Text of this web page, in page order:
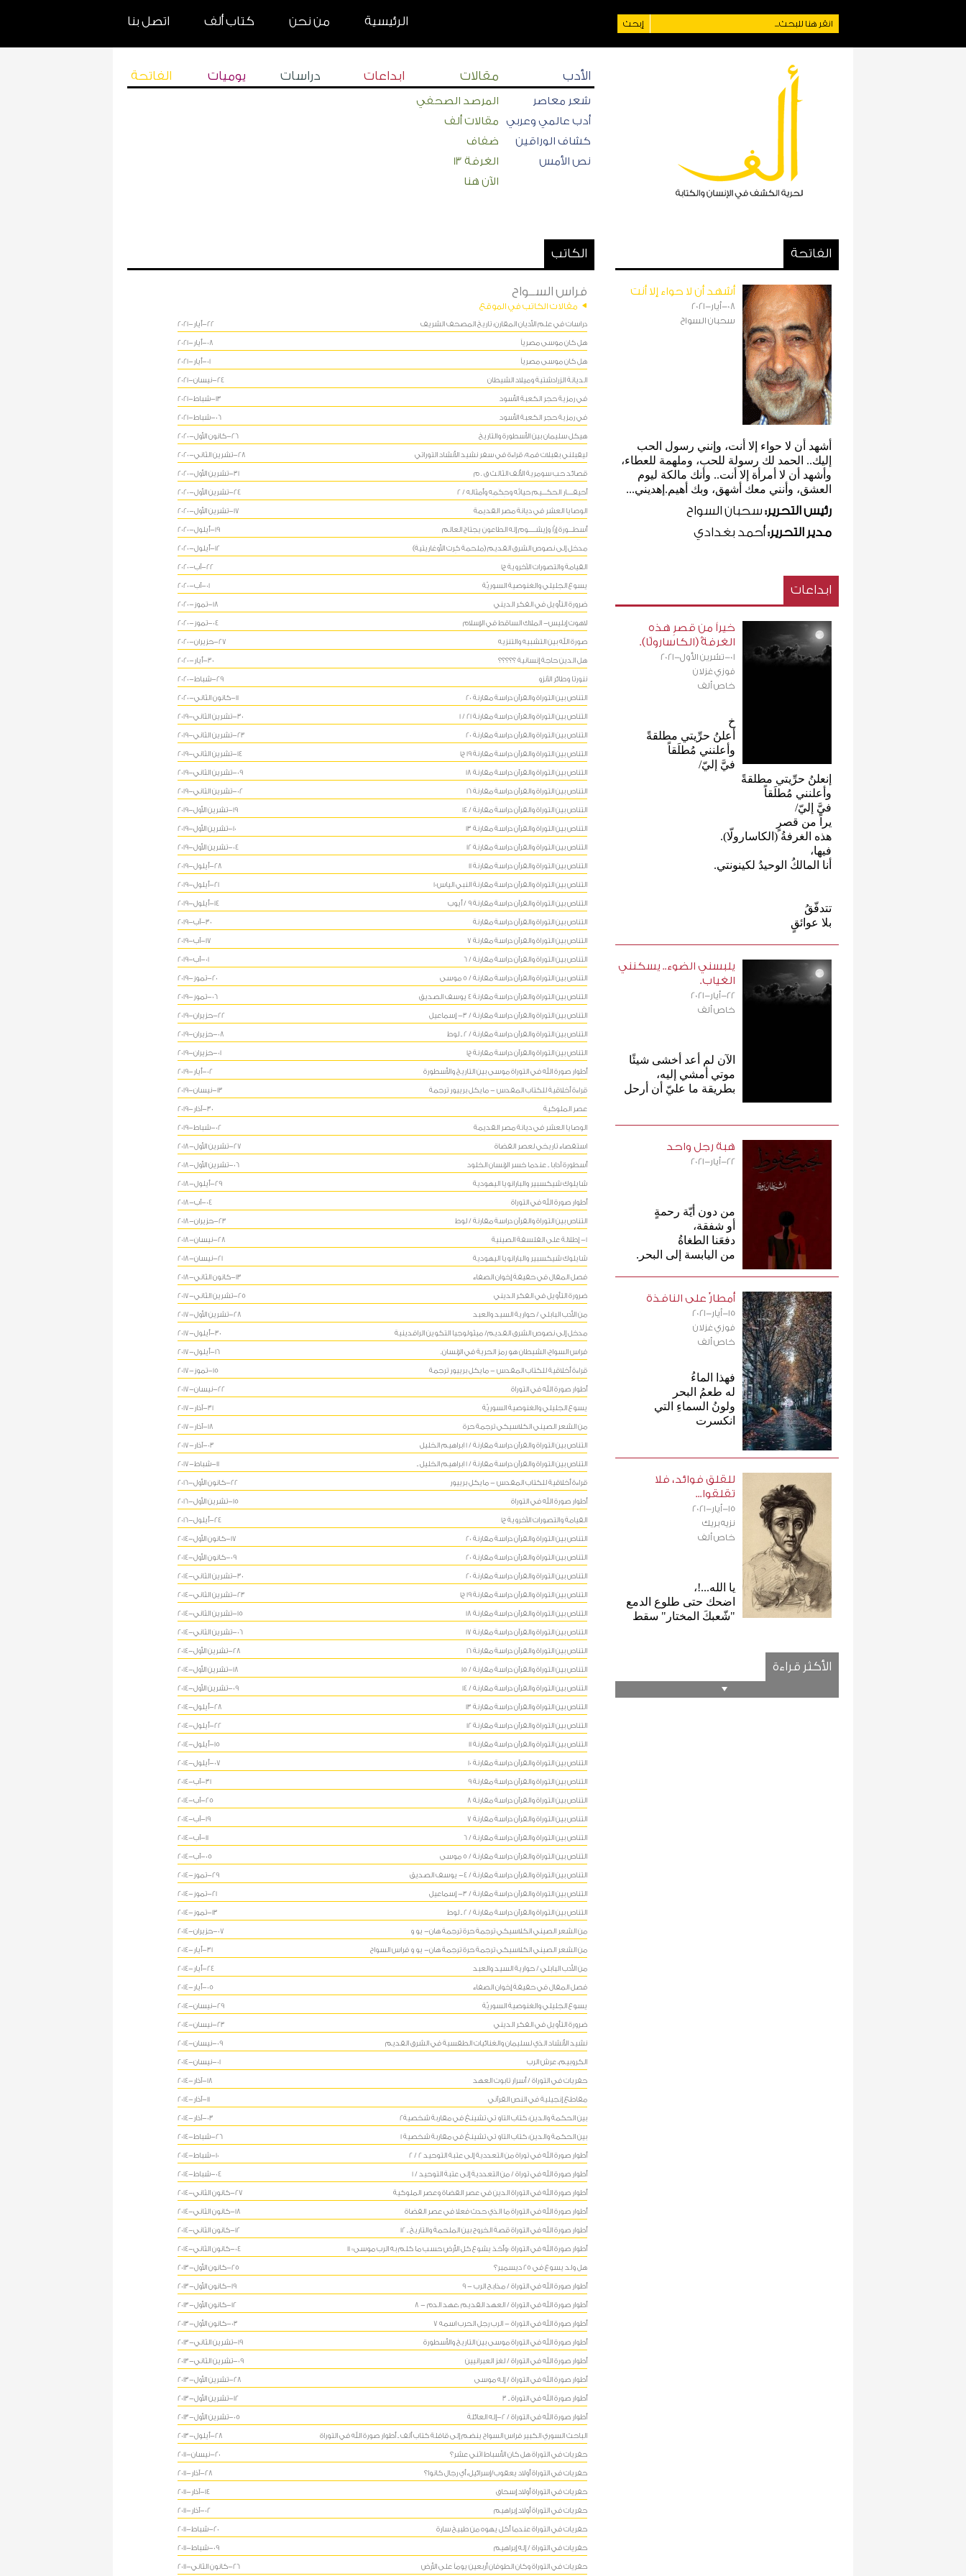
الرئيسية من نحن كتاب ألف اتصل بنا
الأدب مقالات ابداعات دراسات يوميات الفاتحة
شعر معاصر
المرصد الصحفي
أدب عالمي وعربي
مقالات ألف
كشاف الوراقين
ضفاف
نص الأمس
الغرفة 13
الآن هنا
الكاتب
فراس الســواح
مقالات الكاتب في الموقع
دراسات في علم الأديان المقارن: تاريخ المصحف الشريف 22-أيار-2021
هل كان موسى مصرياً 08-أيار-2021
هل كان موسى مصرياً 01-أيار-2021
الديانة الزرادشتية وميلاد الشيطان 24-نيسان-2021
في رمزية حجر الكعبة الأسود 13-شباط-2021
في رمزية حجر الكعبة الأسود 06-شباط-2021
هيكل سليمان بين الأسطورة والتاريخ 26-كانون الأول-2020
ليقبلني بقبلات فمه: قراءة في سفر نشيد الأنشاد التوراتي 28-تشرين الثاني-2020
قصائد حب سومرية الألف الثالث ق . م 31-تشرين الأول-2020
أحيقــــار الحكـــيم حياتُه وحِكَمِهِ وأمثاله / 2 24-تشرين الأول-2020
الوصايا العشر في ديانة مصر القديمة 17-تشرين الأول-2020
أسطـــورة إرَّا وإيشـــــوم إله الطاعون يجتاح العالم 19-أيلول-2020
مدخل إلى نصوص الشرق القديم (ملحمة كِرت الأوغاريتية) 12-أيلول-2020
القيامة والتصورات الآخروية ج1 22-آب-2020
يسوع الجليلي والغنوصية السوريّة 01-آب-2020
ضرورة التأويل في الفكر الديني 18-تموز-2020
لاهوت إبليس- الملاك الساقط في الإسلام 04-تموز-2020
صورة الله بين التشبيه والتنزيه 27-حزيران-2020
هل الدين حاجة إنسانية ؟؟؟؟؟ 30-أيار-2020
ننورتا وطائر الآنزو 29-شباط-2020
التناص بين التوراة والقرآن دراسة مقارنة 20 11-كانون الثاني-2020
التناص بين التوراة والقرآن دراسة مقارنة 21 / 1 30-تشرين الثاني-2019
التناص بين التوراة والقرآن دراسة مقارنة 20 23-تشرين الثاني-2019
التناص بين التوراة والقرآن دراسة مقارنة 19 ج1 14-تشرين الثاني-2019
التناص بين التوراة والقرآن دراسة مقارنة 18 09-تشرين الثاني-2019
التناص بين التوراة والقرآن دراسة مقارنة 16 02-تشرين الثاني-2019
التناص بين التوراة والقرآن دراسة مقارنة / 14 19-تشرين الأول-2019
التناص بين التوراة والقرآن دراسة مقارنة 13 10-تشرين الأول-2019
التناص بين التوراة والقرآن دراسة مقارنة 12 04-تشرين الأول-2019
التناص بين التوراة والقرآن دراسة مقارنة 11 28-أيلول-2019
التناص بين التوراة والقرآن دراسة مقارنة النبي الياس10 21-أيلول-2019
التناص بين التوراة والقرآن دراسة مقارنة 9 / أيوب 14-أيلول-2019
التناص بين التوراة والقرآن دراسة مقارنة 30-آب-2019
التناص بين التوراة والقرآن دراسة مقارنة 7 17-آب-2019
التناص بين التوراة والقرآن دراسة مقارنة / 6 01-آب-2019
التناص بين التوراة والقرآن دراسة مقارنة / 5 موسى 20-تموز-2019
التناص بين التوراة والقرآن دراسة مقارنة 4 يوسف الصديق 06-تموز-2019
التناص بين التوراة والقرآن دراسة مقارنة / 3- إسماعيل 22-حزيران-2019
التناص بين التوراة والقرآن دراسة مقارنة / 2 ـ لوط 08-حزيران-2019
التناص بين التوراة والقرآن دراسة مقارنة ج1 01-حزيران-2019
أطوار صورة الله في التوراة موسى بين التاريخ والأسطورة 02-أيار-2019
قراءة أخلاقية للكتاب المقدس - مايكل برييور ترجمة 13-نيسان-2019
عصر الملوكية 30-آذار-2019
الوصايا العشر في ديانة مصر القديمة 02-شباط-2019
استقصاء تاريخي لعصر القضاة 27-تشرين الأول-2018
أسطورة آدابا ـ عندما خسر الإنسان الخلود 06-تشرين الأول-2018
شايلوك شيكسبير والبارانويا اليهودية 29-أيلول-2018
أطوار صورة الله في التوراة 04-آب-2018
التناص بين التوراة والقرآن دراسة مقارنة / لوط 23-حزيران-2018
1- إطلالة على الفلسفة الصينية 28-نيسان-2018
شايلوك شيكسبير والبارانويا اليهودية 21-نيسان-2018
فصل المقال في حقيقة إخوان الصفاء 13-كانون الثاني-2018
ضرورة التأويل في الفكر الديني 25-تشرين الثاني-2017
من الأدب البابلي / حوارية السيد والعبد 28-تشرين الأول-2017
مدخل إلى نصوص الشرق القديم/ ميثولوجيا التكوين الرافدينية 30-أيلول-2017
فراس السواح: الشيطان هو رمز الحرية في الإنسان. 16-أيلول-2017
قراءة أخلاقية للكتاب المقدس - مايكل برييور ترجمة 15-تموز-2017
أطوار صورة الله في التوراة 22-نيسان-2017
يسوع الجليلي والغنوصية السوريّة 31-آذار-2017
من الشعر الصيني الكلاسيكي ترجمة حرة 18-آذار-2017
التناص بين التوراة والقرآن دراسة مقارنة / 1 ابراهيم الخليل 03-آذار-2017
التناص بين التوراة والقرآن دراسة مقارنة / 1 ابراهيم الخليل ـ 11-شباط-2017
قراءة أخلاقية للكتاب المقدس - مايكل برييور 22-كانون الأول-2016
أطوار صورة الله في التوراة 15-تشرين الأول-2016
القيامة والتصورات الآخروية ج1 24-أيلول-2016
التناص بين التوراة والقرآن دراسة مقارنة 20 17-كانون الأول-2014
التناص بين التوراة والقرآن دراسة مقارنة 20 09-كانون الأول-2014
التناص بين التوراة والقرآن دراسة مقارنة 20 30-تشرين الثاني-2014
التناص بين التوراة والقرآن دراسة مقارنة 19 ج1 23-تشرين الثاني-2014
التناص بين التوراة والقرآن دراسة مقارنة 18 15-تشرين الثاني-2014
التناص بين التوراة والقرآن دراسة مقارنة 17 06-تشرين الثاني-2014
التناص بين التوراة والقرآن دراسة مقارنة 16 28-تشرين الأول-2014
التناص بين التوراة والقرآن دراسة مقارنة / 15 18-تشرين الأول-2014
التناص بين التوراة والقرآن دراسة مقارنة / 14 09-تشرين الأول-2014
التناص بين التوراة والقرآن دراسة مقارنة 13 28-أيلول-2014
التناص بين التوراة والقرآن دراسة مقارنة 12 22-أيلول-2014
التناص بين التوراة والقرآن دراسة مقارنة 11 15-أيلول-2014
التناص بين التوراة والقرآن دراسة مقارنة 10 07-أيلول-2014
التناص بين التوراة والقرآن دراسة مقارنة 9 31-آب-2014
التناص بين التوراة والقرآن دراسة مقارنة 8 25-آب-2014
التناص بين التوراة والقرآن دراسة مقارنة 7 19-آب-2014
التناص بين التوراة والقرآن دراسة مقارنة / 6 11-آب-2014
التناص بين التوراة والقرآن دراسة مقارنة / 5 موسى 05-آب-2014
التناص بين التوراة والقرآن دراسة مقارنة / 4- يوسف الصديق 29-تموز-2014
التناص بين التوراة والقرآن دراسة مقارنة / 3- إسماعيل 21-تموز-2014
التناص بين التوراة والقرآن دراسة مقارنة / 2 ـ لوط 13-تموز-2014
من الشعر الصيني الكلاسيكي ترجمة حرة ترجمة هان- يو و 07-حزيران-2014
من الشعر الصيني الكلاسيكي ترجمة حرة ترجمة هان- يو و فراس السواح 31-أيار-2014
من الأدب البابلي / حوارية السيد والعبد 24-أيار-2014
فصل المقال في حقيقة إخوان الصفاء 05-أيار-2014
يسوع الجليلي والغنوصية السوريّة 29-نيسان-2014
ضرورة التأويل في الفكر الديني 23-نيسان-2014
نشيد الأنشاد الذي لسليمان والغنائيات الطقسية في الشرق القديم 09-نيسان-2014
الكروبيم، عرش الرب 01-نيسان-2014
حفريات في التوراة / أسرار تابوت العهد 18-آذار-2014
مقاطع إنجيلية في النص القرآني 11-آذار-2014
بين الحكمة والدين: كتاب التاو تي تشينغ في مقاربة شخصية2 03-آذار-2014
بين الحكمة والدين: كتاب التاو تي تشينغ في مقاربة شخصية 1 26-شباط-2014
أطوار صورة الله في توراة من التعددية إلى عتبة التوحيد 2 / 2 10-شباط-2014
أطوار صورة الله في توراة / من التعددية إلى عتبة التوحيد / 1 04-شباط-2014
أطوار صورة الله في التوراة الدين في عصر القضاة وعصر الملوكية 27-كانون الثاني-2014
أطوار صورة الله في التوراة ما الذي حدث فعلا في عصر القضاة 18-كانون الثاني-2014
أطوار صورة الله في التوراة قصة الخروج بين الملحمة والتاريخ ـ 12 12-كانون الثاني-2014
أطوار صورة الله في التوراة «وأخذ يشوع كل الأرض حسب ما كلم به الرب موسى» 11 04-كانون الثاني-2014
هل ولد يسوع في 25 ديسمبر؟ 25-كانون الأول-2013
أطوار صورة الله في التوراة / مذابح الرب - 9 19-كانون الأول-2013
أطوار صورة الله في التوراة / العهد القديم ،عهد الدم - 8 12-كانون الأول-2013
أطوار صورة الله في التوراة - الرب رجل الحرب اسمه 7 03-كانون الأول-2013
أطوار صورة الله في التوراة موسى بين التاريخ والأسطورة 19-تشرين الثاني-2013
أطوار صورة الله في التوراة / لغز العبرانيين 09-تشرين الثاني-2013
أطوار صورة الله في التوراة / إله موسى 28-تشرين الأول-2013
أطوار صورة الله في التوراة ـ 3 12-تشرين الأول-2013
أطوار صورة الله في التوراة / 2-إله العائلة 05-تشرين الأول-2013
الباحث السوري الكبير فراس السواح ينضم إلى قافلة كتاب ألف ـ أطوار صورة الله في التوراة 28-أيلول-2013
حفريات في التوراة هل كان الأسباط اثني عشر؟ 20-نيسان-2011
حفريات في التوراة أولاد يعقوب/إسرائيل، أي رجال كانوا؟ 28-آذار-2011
حفريات في التوراة أولاد إسحاق 14-آذار-2011
حفريات في التوراة أولاد إبراهيم 02-آذار-2011
حفريات في التوراة عندما أكل يهوه من طبيخ سارة 20-شباط-2011
حفريات في التوراة / إله إبراهيم 09-شباط-2011
حفريات في التوراة وكان الطوفان أربعين يوماً على الأرض 26-كانون الثاني-2011
الفاتحة
أشهد أن لا حواء إلا أنت
08-أيار-2021
سحبان السواح
أشهد أن لا حواء إلا أنت، وإنني رسول الحب
إليك.. الحمد لك رسولة للحب، وملهمة للعطاء،
وأشهد أن لا أمرأة إلا أنت.. وأنك مالكة ليوم
العشق، وأنني معك أشهق، وبك أهيم.إهديني...
رئيس التحرير: سحبان السواح
مدير التحرير:أحمد بغدادي
ابداعات
خيراً من قصرٍ هذه
الغرفةُ (الكاسارولّا).
01-تشرين الأول-2021
فوزي غزلان
خاص ألف
خ
أعلنُ حرِّيتي مطلقةً
وأعلنني مُطلَقاً
فيَّ إليّ/
إنعلنُ حرِّيتي مطلقةً
وأعلنني مُطلَقاً
فيَّ إليّ/
يراً من قصرٍ
هذه الغرفةُ (الكاسارولّا).
فيها،
أنا المالكُ الوحيدُ لكينونتي.
تتدفّقُ
بلا عوائقٍ
يلبسني الضوء.. يسكنني
الغياب.
22-أيار-2021
خاص ألف
الآن لم أعد أخشى شيئًا
موتي أمشي إليه،
بطريقة ما عليّ أن أرحل
هبة رجل واحد
22-أيار-2021
من دون أيّة رحمةٍ
أو شفقة،
دفعَنا الطغاةُ
من اليابسة إلى البحر.
أمطارٌ على النافذة
15-أيار-2021
فوزي غزلان
خاص ألف
فهذا الماءُ
له طعمُ البحر
ولونُ السماءِ التي
انكسرت
للقلق فوائد، فلا
تقلقوا...
15-أيار-2021
نزيه بريك
خاص ألف
يا الله...!،
اضحك حتى طلوع الدمع
"شّعبكَ المختار" سقط
الأكثر قراءة